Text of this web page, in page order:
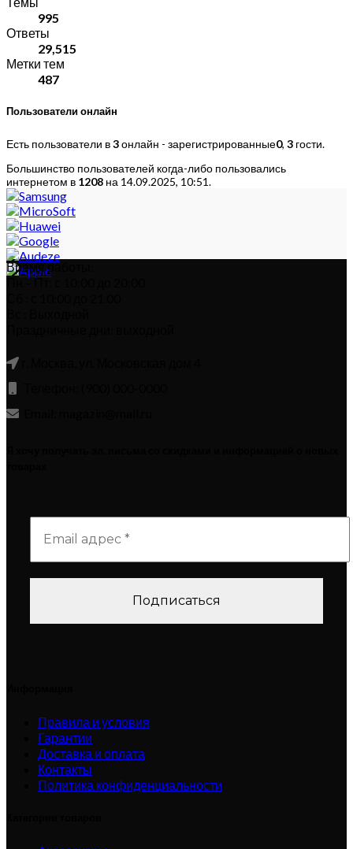
995
Ответы
29,515
Метки тем
487
Пользователи онлайн
Есть пользователи в3онлайн - зарегистрированные0, 3 гости.
Большинство пользователей когда-либо пользовались
интернетом в 1208 на 14.09.2025, 10:51.
Время работы:
Пн – Пт: с 10:00 до 20:00
Правила и условия
Гарантии
Доставка и оплата
Контакты
Политика конфиденциальности